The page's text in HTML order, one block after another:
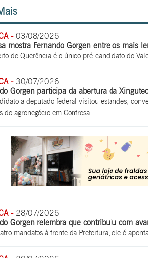
-03/08/2026
mostra Fernando Gorgen entre os mais
de Querência é o único pré-candidato do
-30/07/2026
Gorgen participa da abertura da
a deputado federal visitou estandes,
do agronegócio em Confresa.
-28/07/2026
Gorgen relembra que contribuiu com
mandatos à frente da Prefeitura, ele é